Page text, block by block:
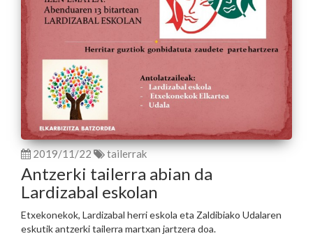
2019/11/22 tailerrak
Antzerki tailerra abian da
Lardizabal eskolan
Etxekonekok, Lardizabal herri eskola eta Zaldibiako Udalaren
eskutik antzerki tailerra martxan jartzera doa.